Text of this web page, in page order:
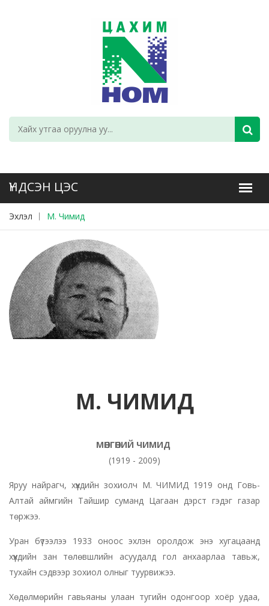
Эхлэл М. Чимид
М. ЧИМИД
МӨНГӨНИЙ ЧИМИД
(1919 - 2009)
Яруу найрагч, хүүхдийн зохиолч М. ЧИМИД 1919 онд Говь-
Алтай аймгийн Тайшир суманд Цагаан дэрст гэдэг газар
төржээ.
Уран бүтээлээ 1933 оноос эхлэн оролдож энэ хугацаанд
хүүхдийн зан төлөвшлийн асуудалд гол анхаарлаа тавьж,
тухайн сэдвээр зохиол олныг туурвижээ.
Хөдөлмөрийн гавьяаны улаан тугийн одонгоор хоёр удаа,